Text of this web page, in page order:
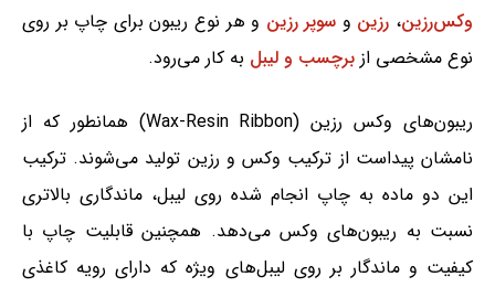
وکس‌رزین، رزین و سوپر رزین و هر نوع ریبون برای چاپ بر روی
نوع مشخصی از برچسب و لیبل به کار می‌رود.
ریبون‌های وکس رزین (Wax-Resin Ribbon) همانطور که از
نامشان پیداست از ترکیب وکس و رزین تولید می‌شوند. ترکیب
این دو ماده به چاپ انجام شده روی لیبل، ماندگاری بالاتری
نسبت به ریبون‌های وکس می‌دهد. همچنین قابلیت چاپ با
کیفیت و ماندگار بر روی لیبل‌های ویژه که دارای رویه کاغذی